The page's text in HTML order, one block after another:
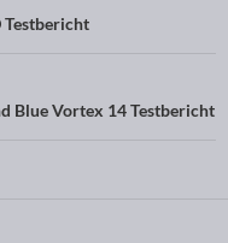
Testbericht
Blue Vortex 14 Testbericht